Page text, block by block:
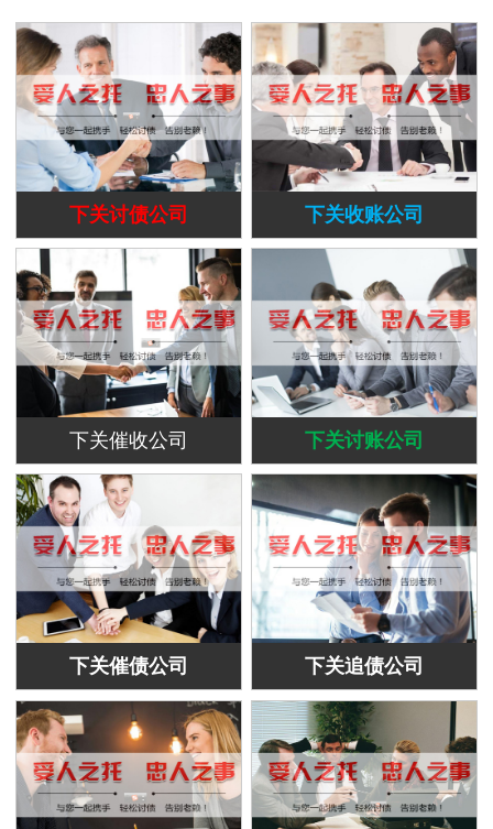
下关讨债公司 下关收账公司
下关催收公司 下关讨账公司
下关催债公司 下关追债公司